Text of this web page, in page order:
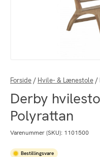
Forside / Hvile- & Lænestole /
Derby
Polyrattan
Varenummer (SKU): 1101500
Bestillingsvare